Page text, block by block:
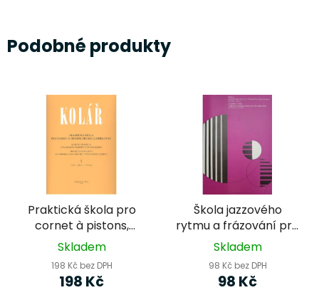
Podobné produkty
Praktická škola pro
cornet à pistons,
trubku a křídlovku 1 -
Skladem
198 Kč bez DPH
198 Kč
Škola jazzového
rytmu a frázování pro
trubku (saxofon,
Krušina
Skladem
98 Kč bez DPH
98 Kč